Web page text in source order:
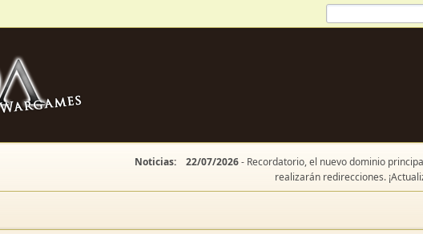
Noticias: 22/07/2026- Recordatorio, el nuevo dominio
realizarán redirecciones.